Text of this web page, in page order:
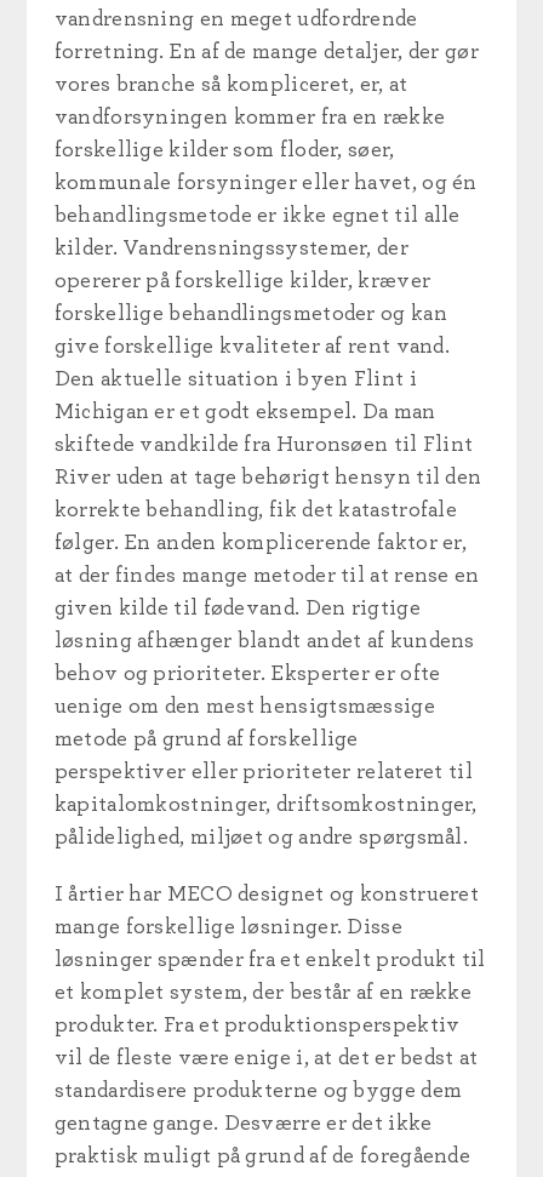
vandrensning en meget udfordrende
forretning. En af de mange detaljer, der gør
vores branche så kompliceret, er, at
vandforsyningen kommer fra en række
forskellige kilder som floder, søer,
kommunale forsyninger eller havet, og én
behandlingsmetode er ikke egnet til alle
kilder. Vandrensningssystemer, der
opererer på forskellige kilder, kræver
forskellige behandlingsmetoder og kan
give forskellige kvaliteter af rent vand.
Den aktuelle situation i byen Flint i
Michigan er et godt eksempel. Da man
skiftede vandkilde fra Huronsøen til Flint
River uden at tage behørigt hensyn til den
korrekte behandling, fik det katastrofale
følger. En anden komplicerende faktor er,
at der findes mange metoder til at rense en
given kilde til fødevand. Den rigtige
løsning afhænger blandt andet af kundens
behov og prioriteter. Eksperter er ofte
uenige om den mest hensigtsmæssige
metode på grund af forskellige
perspektiver eller prioriteter relateret til
kapitalomkostninger, driftsomkostninger,
pålidelighed, miljøet og andre spørgsmål.
I årtier har MECO designet og konstrueret
mange forskellige løsninger. Disse
løsninger spænder fra et enkelt produkt til
et komplet system, der består af en række
produkter. Fra et produktionsperspektiv
vil de fleste være enige i, at det er bedst at
standardisere produkterne og bygge dem
gentagne gange. Desværre er det ikke
praktisk muligt på grund af de foregående